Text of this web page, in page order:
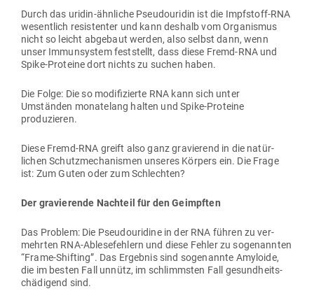
Durch das uridin-ähn­liche Pseu­dou­ridin ist die Impf­stoff-RNA
wesentlich resis­tenter und kann deshalb vom Orga­nismus
nicht so leicht abgebaut werden, also selbst dann, wenn
unser Immun­system fest­stellt, dass diese Fremd-RNA und
Spike-Pro­teine dort nichts zu suchen haben.
Die Folge: Die so modi­fi­zierte RNA kann sich unter
Umständen mona­telang halten und Spike-Pro­teine
produzieren.
Diese Fremd-RNA greift also ganz gra­vierend in die natür­
lichen Schutz­me­cha­nismen unseres Körpers ein. Die Frage
ist: Zum Guten oder zum Schlechten?
Der gra­vie­rende Nachteil für den Geimpften
Das Problem: Die Pseu­dou­ridine in der RNA führen zu ver­
mehrten RNA-Able­se­fehlern und diese Fehler zu soge­nannten
“Frame-Shifting”. Das Ergebnis sind soge­nannte Amy­loide,
die im besten Fall unnütz, im schlimmsten Fall gesund­heits­
chä­digend sind.